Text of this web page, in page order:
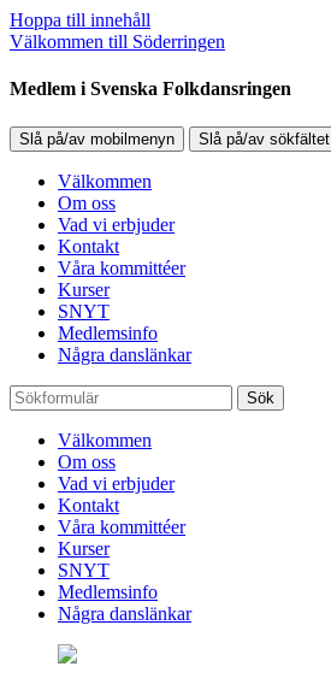
Hoppa till innehåll
Välkommen till Söderringen
Medlem i Svenska Folkdansringen
Slå på/av mobilmenyn Slå på/av sökfältet
Välkommen
Om oss
Vad vi erbjuder
Kontakt
Våra kommittéer
Kurser
SNYT
Medlemsinfo
Några danslänkar
Sök
Välkommen
Om oss
Vad vi erbjuder
Kontakt
Våra kommittéer
Kurser
SNYT
Medlemsinfo
Några danslänkar